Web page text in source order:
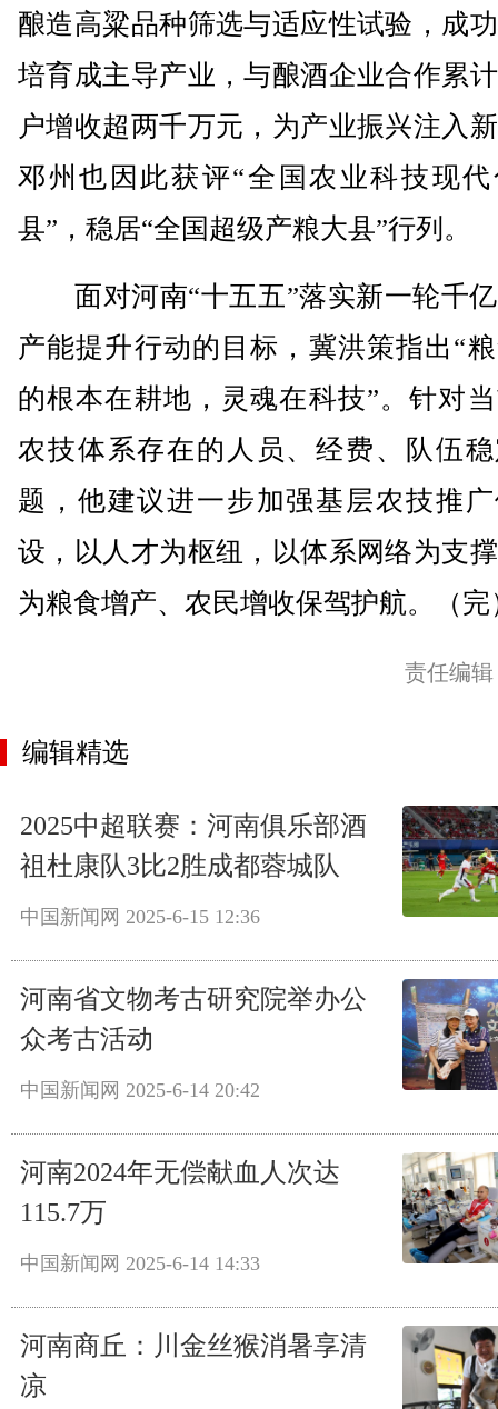
酿造高粱品种筛选与适应性试验，成
培育成主导产业，与酿酒企业合作累
户增收超两千万元，为产业振兴注入
邓州也因此获评“全国农业科技现
县”，稳居“全国超级产粮大县”行列。
面对河南“十五五”落实新一轮千
产能提升行动的目标，冀洪策指出“
的根本在耕地，灵魂在科技”。针对
农技体系存在的人员、经费、队伍
题，他建议进一步加强基层农技推
设，以人才为枢纽，以体系网络为支
为粮食增产、农民增收保驾护航。（完
责任编
编辑精选
2025中超联赛：河南俱乐部酒
祖杜康队3比2胜成都蓉城队
中国新闻网 2025-6-15 12:36
河南省文物考古研究院举办公
众考古活动
中国新闻网 2025-6-14 20:42
河南2024年无偿献血人次达
115.7万
中国新闻网 2025-6-14 14:33
河南商丘：川金丝猴消暑享清
凉